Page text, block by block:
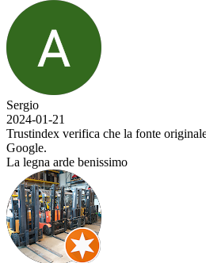
Sergio
2024-01-21
Trustindex verifica che la fonte
Google.
La legna arde benissimo